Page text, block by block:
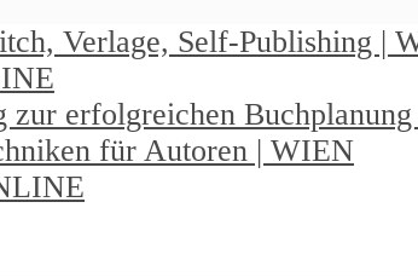
Verlage, Self-Publishing |
zur erfolgreichen
für Autoren | WIEN